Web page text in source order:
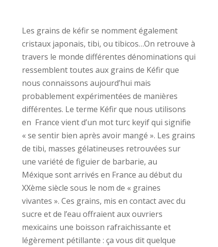
Les grains de kéfir se nomment également
cristaux japonais, tibi, ou tibicos…On retrouve à
travers le monde différentes dénominations qui
ressemblent toutes aux grains de Kéfir que
nous connaissons aujourd’hui mais
probablement expérimentées de manières
différentes. Le terme Kéfir que nous utilisons
en France vient d’un mot turc keyif qui signifie
« se sentir bien après avoir mangé ». Les grains
de tibi, masses gélatineuses retrouvées sur
une variété de figuier de barbarie, au
Méxique sont arrivés en France au début du
XXème siècle sous le nom de « graines
vivantes ». Ces grains, mis en contact avec du
sucre et de l’eau offraient aux ouvriers
mexicains une boisson rafraichissante et
légèrement pétillante : ça vous dit quelque